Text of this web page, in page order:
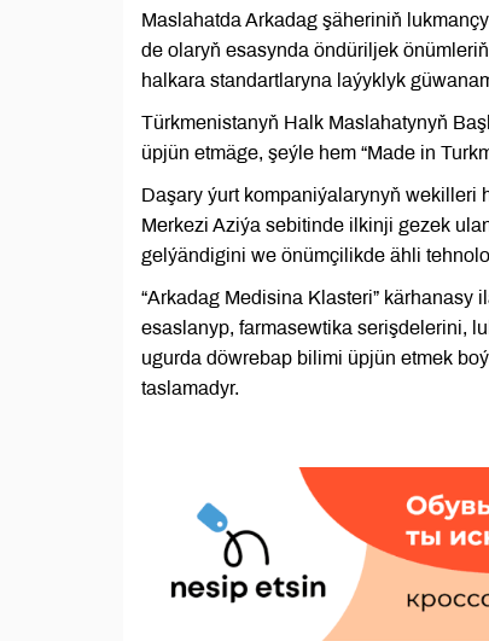
Maslahatda Arkadag şäheriniň
de olaryň esasynda öndüriljek
halkara standartlaryna laýyklyk
Türkmenistanyň Halk Maslahatynyň
üpjün etmäge, şeýle hem “Made in
Daşary ýurt kompaniýalarynyň wekilleri
Merkezi Aziýa sebitinde ilkinji gezek
gelýändigini we önümçilikde ähli
“Arkadag Medisina Klasteri”
esaslanyp, farmasewtika serişdelerini,
ugurda döwrebap bilimi üpjün etmek
taslamadyr.